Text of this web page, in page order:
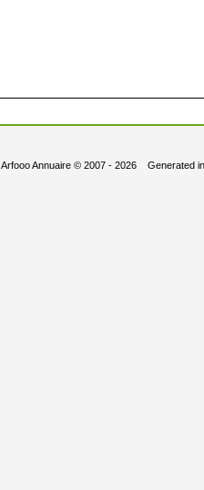
Arfooo Annuaire© 2007 - 2026 Generated